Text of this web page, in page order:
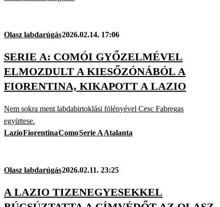
Olasz labdarúgás2026.02.14. 17:06
SERIE A: COMÓI GYŐZELMÉVEL
ELMOZDULT A KIESŐZÓNÁBÓL A
FIORENTINA, KIKAPOTT A LAZIO
Nem sokra ment labdabirtoklási fölényével Cesc Fabregas
együttese.
LazioFiorentinaComoSerie AAtalanta
Olasz labdarúgás2026.02.11. 23:25
A LAZIO TIZENEGYESEKKEL